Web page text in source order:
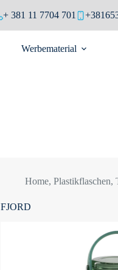
+ 381 11 7704 701
Werbematerial
Home,Plastikflaschen,
FJORD